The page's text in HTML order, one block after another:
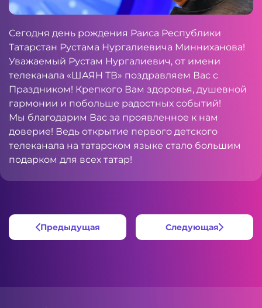
Сегодня день рождения Раиса Республики
Татарстан Рустама Нургалиевича Минниханова!
Уважаемый Рустам Нургалиевич, от имени
телеканала «ШАЯН ТВ» поздравляем Вас с
Праздником! Крепкого Вам здоровья, душевной
гармонии и побольше радостных событий!
Мы благодарим Вас за проявленное к нам
доверие! Ведь открытие первого детского
телеканала на татарском языке стало большим
подарком для всех татар!
Предыдущая Следующая